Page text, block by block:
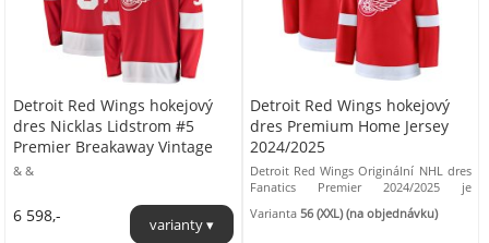
Detroit Red Wings hokejový
dres Nicklas Lidstrom #5
Premier Breakaway Vintage
& &
6 598,-
Detroit Red Wings hokejový
dres Premium Home Jersey
2024/2025
Detroit Red Wings Originální NHL dres
Fanatics Premier 2024/2025 je
fanouška, který ...
Varianta56 (XXL) (na objednávku)